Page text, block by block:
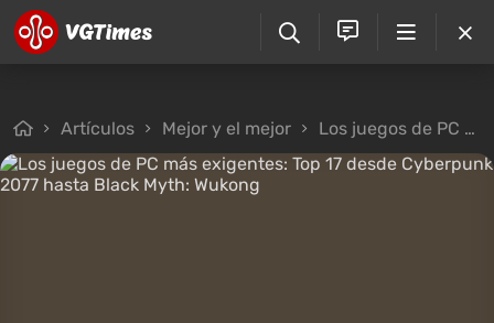
Artículos Mejor y el mejor Los juegos de PC más exigentes: Top 17 desde Cyberpunk 2077 hasta Black Myth: Wukong